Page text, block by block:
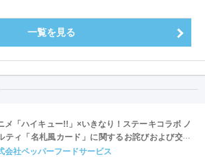
一覧を見る
メ「ハイキュー!!」×いきなり！ステーキコラボ ノ
ティ「名札風カード」に関するお詫びおよび交換
についてのご案内
会社ペッパーフードサービス